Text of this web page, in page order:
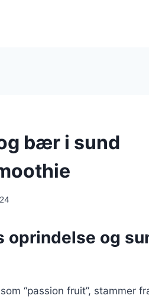
bær i sund
oprindelse og
“passion fruit”, stammer